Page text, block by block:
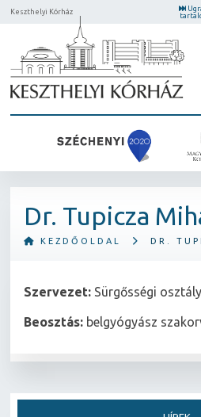
Keszthelyi Kórház
Dr. Tupicza
KEZDŐOLDAL DR.
Szervezet: Sürgősségi
Beosztás: belgyógyász